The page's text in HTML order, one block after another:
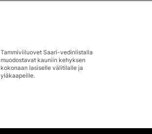
Tammiviiluovet Saari-vedinlistalla
muodostavat kauniin kehyksen
kokonaan lasiselle välitilalle ja
yläkaapeille.